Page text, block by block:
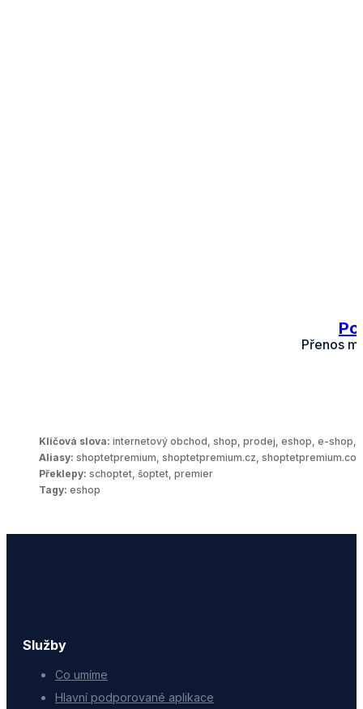
Přenos
Klíčová slova: internetový obchod, shop, prodej, eshop, e-shop,
Aliasy: shoptetpremium, shoptetpremium.cz,
Překlepy: schoptet, šoptet, premier
Tagy: eshop
Služby
Co umíme
Hlavní podporované aplikace